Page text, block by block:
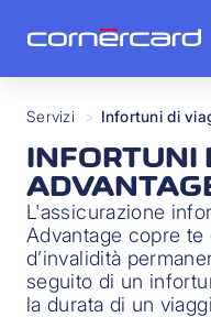
Servizi > Infortuni di
INFORTUNI
L'assicurazione
Advantage copre
d’invalidità
seguito di un
la durata di un